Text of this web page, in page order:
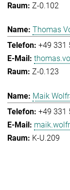
Z-0.102
Thomas
+49 331
Z-0.123
Maik
+49 331
K-U.209